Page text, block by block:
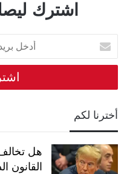
اشترك
أدخل
بريدك
الالكتروني
أخترنا لكم
هل
القانون